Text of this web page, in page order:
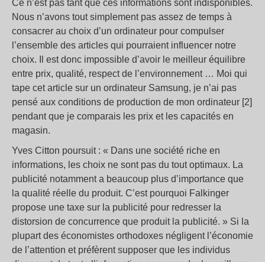
Ce n’est pas tant que ces informations sont indisponibles.
Nous n’avons tout simplement pas assez de temps à
consacrer au choix d’un ordinateur pour compulser
l’ensemble des articles qui pourraient influencer notre
choix. Il est donc impossible d’avoir le meilleur équilibre
entre prix, qualité, respect de l’environnement … Moi qui
tape cet article sur un ordinateur Samsung, je n’ai pas
pensé aux conditions de production de mon ordinateur [2]
pendant que je comparais les prix et les capacités en
magasin.
Yves Citton poursuit : « Dans une société riche en
informations, les choix ne sont pas du tout optimaux. La
publicité notamment a beaucoup plus d’importance que
la qualité réelle du produit. C’est pourquoi Falkinger
propose une taxe sur la publicité pour redresser la
distorsion de concurrence que produit la publicité. » Si la
plupart des économistes orthodoxes négligent l’économie
de l’attention et préfèrent supposer que les individus